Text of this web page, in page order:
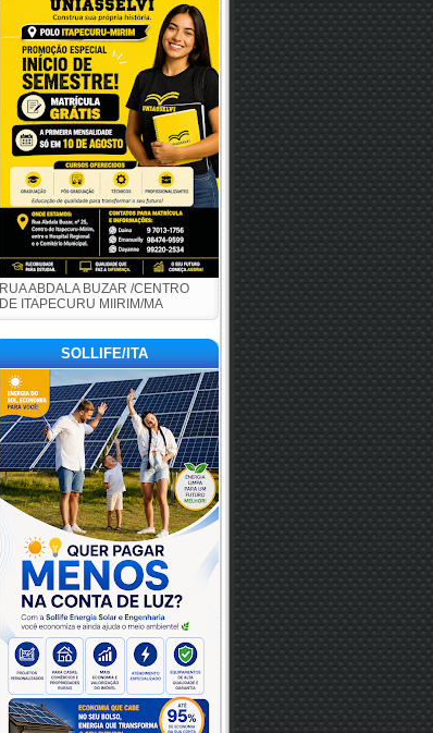
RUA ABDALA BUZAR /CENTRO
DE ITAPECURU MIIRIM/MA
SOLLIFE/ITA